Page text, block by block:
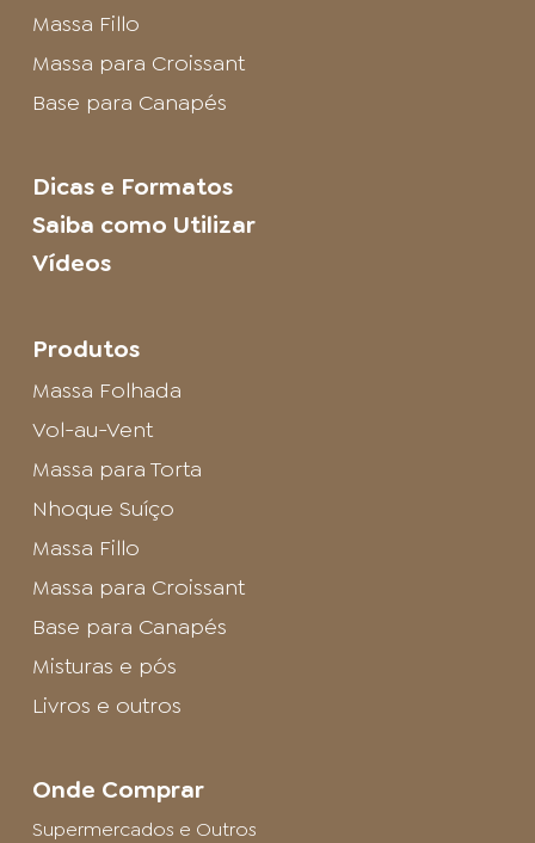
Massa Fillo
Massa para Croissant
Base para Canapés
Dicas e Formatos
Saiba como Utilizar
Vídeos
Produtos
Massa Folhada
Vol-au-Vent
Massa para Torta
Nhoque Suíço
Massa Fillo
Massa para Croissant
Base para Canapés
Misturas e pós
Livros e outros
Onde Comprar
Supermercados e Outros